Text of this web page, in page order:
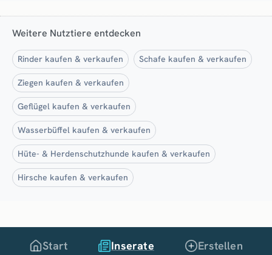
Weitere Nutztiere entdecken
Rinder kaufen & verkaufen Schafe kaufen & verkaufen
Ziegen kaufen & verkaufen
Geflügel kaufen & verkaufen
Wasserbüffel kaufen & verkaufen
Hüte- & Herdenschutzhunde kaufen & verkaufen
Hirsche kaufen & verkaufen
Start Inserate Erstellen